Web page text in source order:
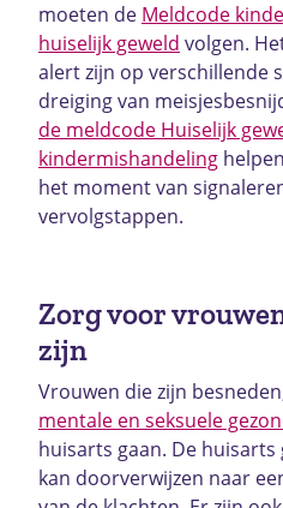
moeten de Meldcode
huiselijk geweld volgen.
alert zijn op verschillende
dreiging van
de meldcode Huiselijk
kindermishandeling
het moment van
vervolgstappen.
Zorg voor
zijn
Vrouwen die zijn
mentale en seksuele
huisarts gaan. De
kan doorverwijzen naar